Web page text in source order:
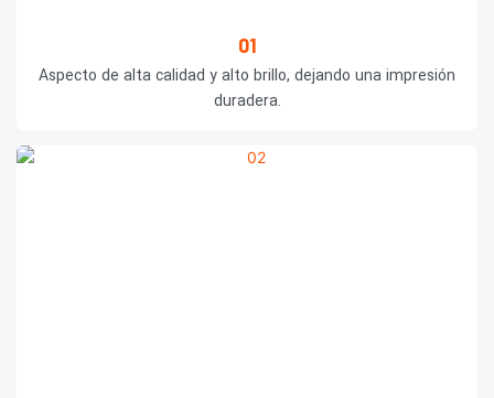
01
Aspecto de alta calidad y alto brillo, dejando una impresión
duradera.